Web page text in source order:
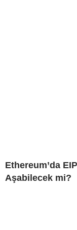
Ethereum’da
Aşabilecek mi?